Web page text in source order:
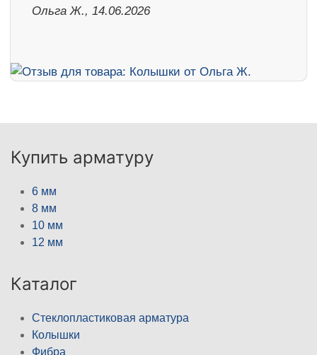
Ольга Ж., 14.06.2026
Купить арматуру
6 мм
8 мм
10 мм
12 мм
Каталог
Стеклопластиковая арматура
Колышки
Фибра